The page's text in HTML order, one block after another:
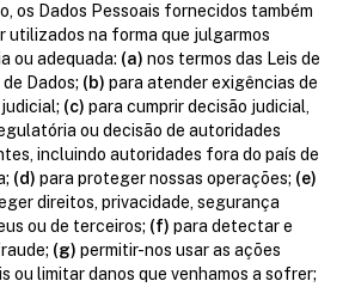
os Dados Pessoais fornecidos também
utilizados na forma que julgarmos
ou adequada: (a) nos termos das Leis de
Dados; (b) para atender exigências de
(c) para cumprir decisão judicial,
ou decisão de autoridades
incluindo autoridades fora do país de
(d) para proteger nossas operações; (e)
direitos, privacidade, segurança
ou de terceiros; (f) para detectar e
(g) permitir-nos usar as ações
ou limitar danos que venhamos a sofrer;